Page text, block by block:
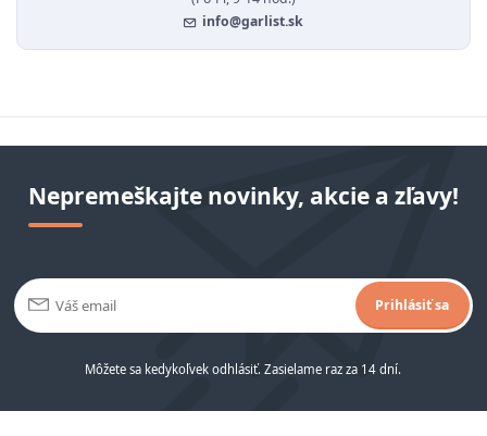
info@garlist.sk
Nepremeškajte novinky, akcie a zľavy!
Prihlásiť sa
Môžete sa kedykoľvek odhlásiť. Zasielame raz za 14 dní.